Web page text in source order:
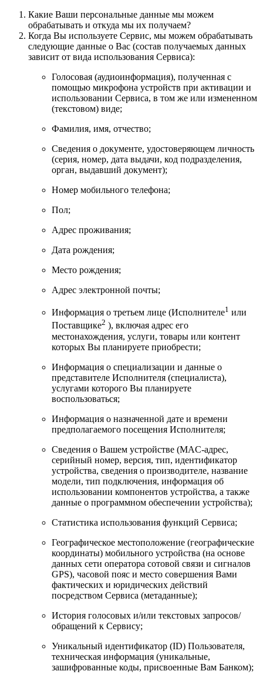
Какие Ваши персональные данные мы можем
обрабатывать и откуда мы их получаем?
Когда Вы используете Сервис, мы можем обрабатывать
следующие данные о Вас (состав получаемых данных
зависит от вида использования Сервиса):
Голосовая (аудиоинформация), полученная с
помощью микрофона устройств при активации и
использовании Сервиса, в том же или измененном
(текстовом) виде;
Фамилия, имя, отчество;
Сведения о документе, удостоверяющем личность
(серия, номер, дата выдачи, код подразделения,
орган, выдавший документ);
Номер мобильного телефона;
Пол;
Адрес проживания;
Дата рождения;
Место рождения;
Адрес электронной почты;
Информация о третьем лице (Исполнителе1 или
Поставщике2 ), включая адрес его
местонахождения, услуги, товары или контент
которых Вы планируете приобрести;
Информация о специализации и данные о
представителе Исполнителя (специалиста),
услугами которого Вы планируете
воспользоваться;
Информация о назначенной дате и времени
предполагаемого посещения Исполнителя;
Сведения о Вашем устройстве (MAC-адрес,
серийный номер, версия, тип, идентификатор
устройства, сведения о производителе, название
модели, тип подключения, информация об
использовании компонентов устройства, а также
данные о программном обеспечении устройства);
Статистика использования функций Сервиса;
Географическое местоположение (географические
координаты) мобильного устройства (на основе
данных сети оператора сотовой связи и сигналов
GPS), часовой пояс и место совершения Вами
фактических и юридических действий
посредством Сервиса (метаданные);
История голосовых и/или текстовых запросов/
обращений к Сервису;
Уникальный идентификатор (ID) Пользователя,
техническая информация (уникальные,
зашифрованные коды, присвоенные Вам Банком);